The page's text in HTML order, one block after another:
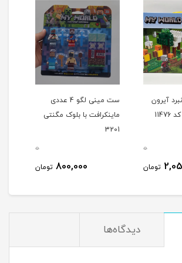
آیرون
0
تومان
ست مینی لگو 4 عددی
ماینکرافت با بلوک مگنتی
3201
0
800,000 تومان
دیدگاه‌ها